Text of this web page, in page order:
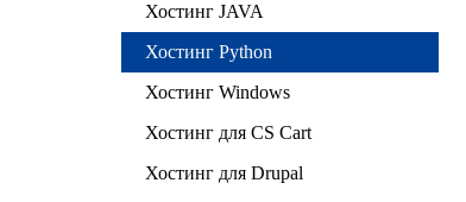
Хостинг JAVA
Хостинг Python
Хостинг Windows
Хостинг для CS Cart
Хостинг для Drupal